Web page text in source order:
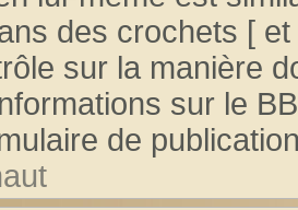
des crochets [
sur la manière
sur le
de